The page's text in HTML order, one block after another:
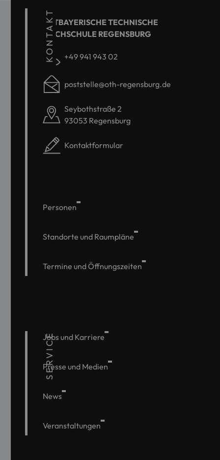
KONTAKT
OSTBAYERISCHE TECHNISCHE
HOCHSCHULE REGENSBURG
+49 941 943 02
poststelle@oth-regensburg.de
Seybothstraße 2
93053 Regensburg
Kontaktformular
Personen
Standorte und Raumpläne
Termine und Öffnungszeiten
SERVICE
Jobs und Karriere
Presse und Medien
News
Veranstaltungen